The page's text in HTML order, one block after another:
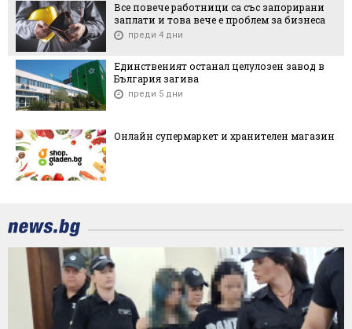
Все повече работници са със запорирани
заплати и това вече е проблем за бизнеса
преди 4 дни
Единственият останал целулозен завод в
България загива
преди 5 дни
Онлайн супермаркет и хранителен магазин